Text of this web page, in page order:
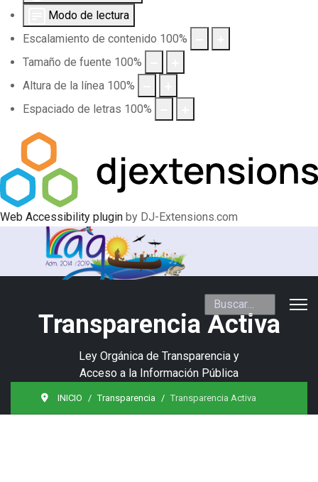
Modo de lectura
Escalamiento de contenido 100%
Tamaño de fuente 100%
Altura de la línea 100%
Espaciado de letras 100%
Web Accessibility plugin by DJ-Extensions.com
Buscar
Transparencia Activa
Ley Orgánica de Transparencia y
Acceso a la Información Pública
INICIO Transparencia Transparencia Activa